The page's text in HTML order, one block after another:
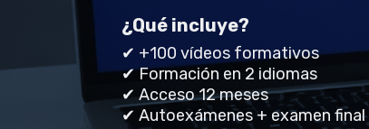
¿Qué incluye?
✔ +100 vídeos formativos
✔ Formación en 2 idiomas
✔ Acceso 12 meses
✔ Autoexámenes + examen final